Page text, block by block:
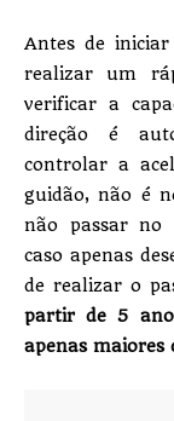
Antes de iniciar
realizar um
verificar a
direção é
controlar a
guidão, não é
não passar no
caso apenas
de realizar o
partir de 5
apenas maiores